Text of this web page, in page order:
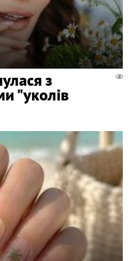
з
"уколів